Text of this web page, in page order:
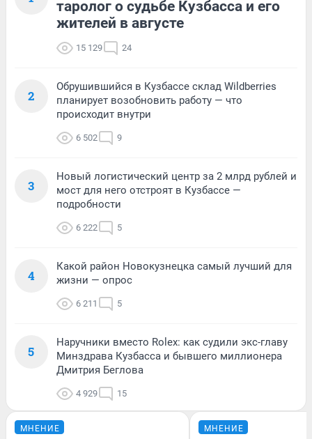
таролог о судьбе Кузбасса и его
жителей в августе
15 129 24
2
Обрушившийся в Кузбассе склад Wildberries
планирует возобновить работу — что
происходит внутри
6 502 9
3
Новый логистический центр за 2 млрд рублей и
мост для него отстроят в Кузбассе —
подробности
6 222 5
4
Какой район Новокузнецка самый лучший для
жизни — опрос
6 211 5
5
Наручники вместо Rolex: как судили экс-главу
Минздрава Кузбасса и бывшего миллионера
Дмитрия Беглова
4 929 15
МНЕНИЕ МНЕНИЕ